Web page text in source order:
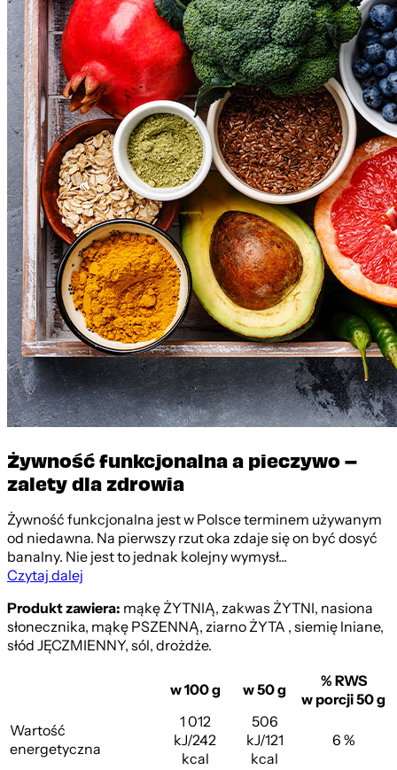
Żywność funkcjonalna a pieczywo –
zalety dla zdrowia
Żywność funkcjonalna jest w Polsce terminem używanym
od niedawna. Na pierwszy rzut oka zdaje się on być dosyć
banalny. Nie jest to jednak kolejny wymysł...
Czytaj dalej
Produkt zawiera: mąkę ŻYTNIĄ, zakwas ŻYTNI, nasiona
słonecznika, mąkę PSZENNĄ, ziarno ŻYTA , siemię lniane,
słód JĘCZMIENNY, sól, drożdże.
w 100 g w 50 g
% RWS
w porcji 50 g
Wartość
energetyczna
1 012
kJ/242
kcal
506
kJ/121
kcal
6 %